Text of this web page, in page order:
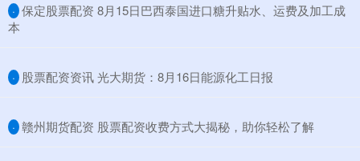
· ​保定股票配资 8月15日巴西泰国进口糖升贴水、运费及加工成
本
· ​股票配资资讯 光大期货：8月16日能源化工日报
· ​赣州期货配资 股票配资收费方式大揭秘，助你轻松了解